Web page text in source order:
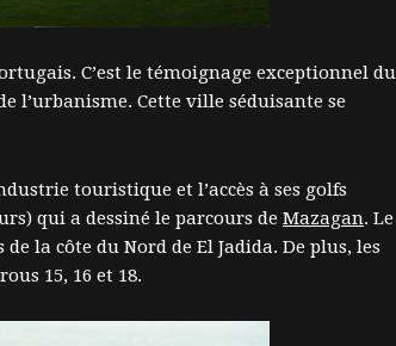
C’est le témoignage exceptionnel du
l’urbanisme. Cette ville séduisante se
touristique et l’accès à ses golfs
qui a dessiné le parcours de Mazagan. Le
la côte du Nord de El Jadida. De plus, les
15, 16 et 18.